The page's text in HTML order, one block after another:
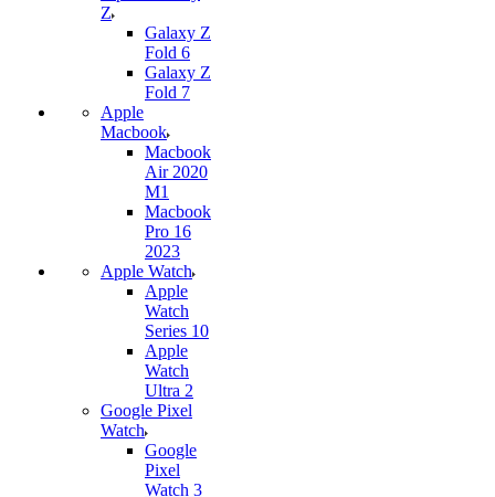
Z
Galaxy Z
Fold 6
Galaxy Z
Fold 7
Apple
Macbook
Macbook
Air 2020
M1
Macbook
Pro 16
2023
Apple Watch
Apple
Watch
Series 10
Apple
Watch
Ultra 2
Google Pixel
Watch
Google
Pixel
Watch 3